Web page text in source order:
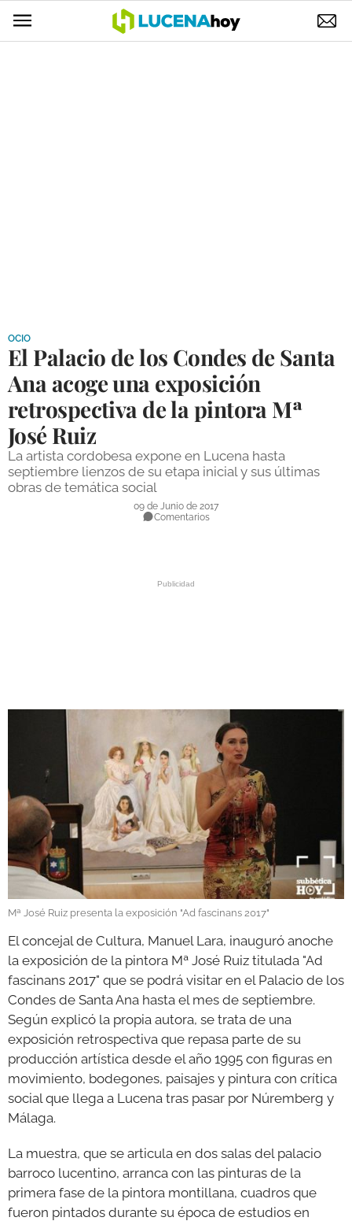
DEPORTES
COMPETICIONES
DEPORTE BASE
OPINIÓN
VENTANA CIUDADANA
GALERÍAS
OCIO
El Palacio de los Condes de Santa
Ana acoge una exposición
retrospectiva de la pintora Mª
José Ruiz
La artista cordobesa expone en Lucena hasta
septiembre lienzos de su etapa inicial y sus últimas
obras de temática social
09 de Junio de 2017
Comentarios
Mª José Ruiz presenta la exposición "Ad fascinans 2017"
El concejal de Cultura, Manuel Lara, inauguró anoche
la exposición de la pintora Mª José Ruiz titulada "Ad
fascinans 2017" que se podrá visitar en el Palacio de los
Condes de Santa Ana hasta el mes de septiembre.
Según explicó la propia autora, se trata de una
exposición retrospectiva que repasa parte de su
producción artística desde el año 1995 con figuras en
movimiento, bodegones, paisajes y pintura con crítica
social que llega a Lucena tras pasar por Núremberg y
Málaga.
La muestra, que se articula en dos salas del palacio
barroco lucentino, arranca con las pinturas de la
primera fase de la pintora montillana, cuadros que
fueron pintados durante su época de estudios en